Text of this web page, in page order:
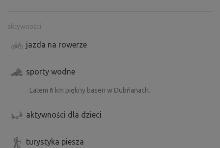
aktywności
jazda na rowerze
sporty wodne
Latem 6 km piękny basen w Dubňanach.
aktywności dla dzieci
turystyka piesza